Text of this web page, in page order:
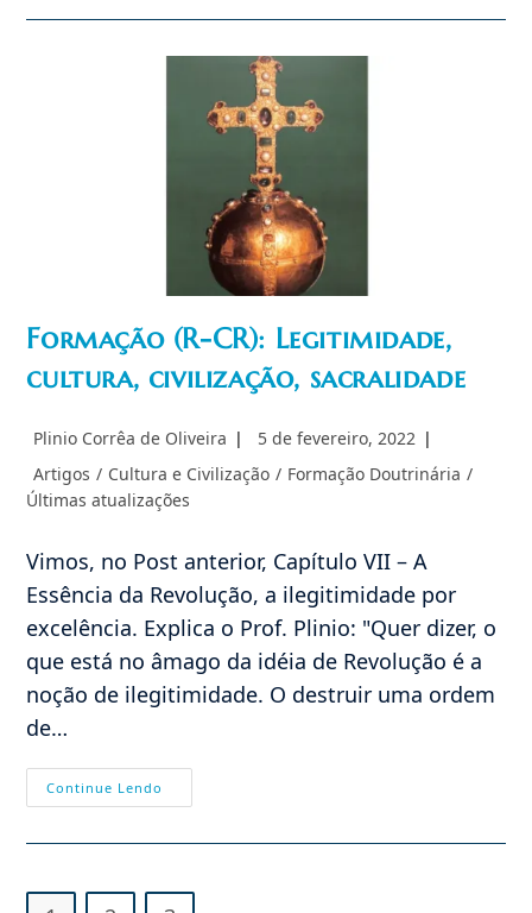
Só
Sacralidade
Batina
Formação (R-CR): Legitimidade,
cultura, civilização, sacralidade
Autor
post:
Plinio Corrêa de Oliveira
Post
5 de fevereiro, 2022
Categoria
do
Artigos / Cultura e Civilização / Formação Doutrinária /
Últimas atualizações
Vimos, no Post anterior, Capítulo VII – A
Essência da Revolução, a ilegitimidade por
excelência. Explica o Prof. Plinio: "Quer dizer, o
que está no âmago da idéia de Revolução é a
noção de ilegitimidade. O destruir uma ordem
de…
Continue Lendo
(R-
Sacralidade